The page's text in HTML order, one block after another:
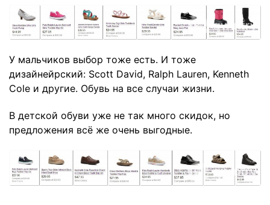
У мальчиков выбор тоже есть. И тоже
дизайнейрский: Scott David, Ralph Lauren, Kenneth
Cole и другие. Обувь на все случаи жизни.
В детской обуви уже не так много скидок, но
предложения всё же очень выгодные.